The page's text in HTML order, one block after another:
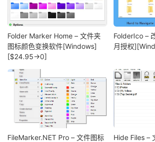
Folder Marker Home – 文件夹
图标颜色变换软件[Windows]
[$24.95→0]
FolderIco –
月授权
FileMarker.NET Pro – 文件图标
Hide Files –